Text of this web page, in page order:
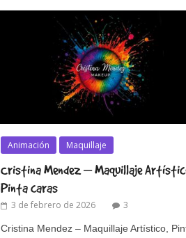
Animación Maquillaje
Cristina Mendez – Maquillaje
Pinta caras
3 de febrero de 2026 3
Cristina Mendez – Maquillaje Artístico,